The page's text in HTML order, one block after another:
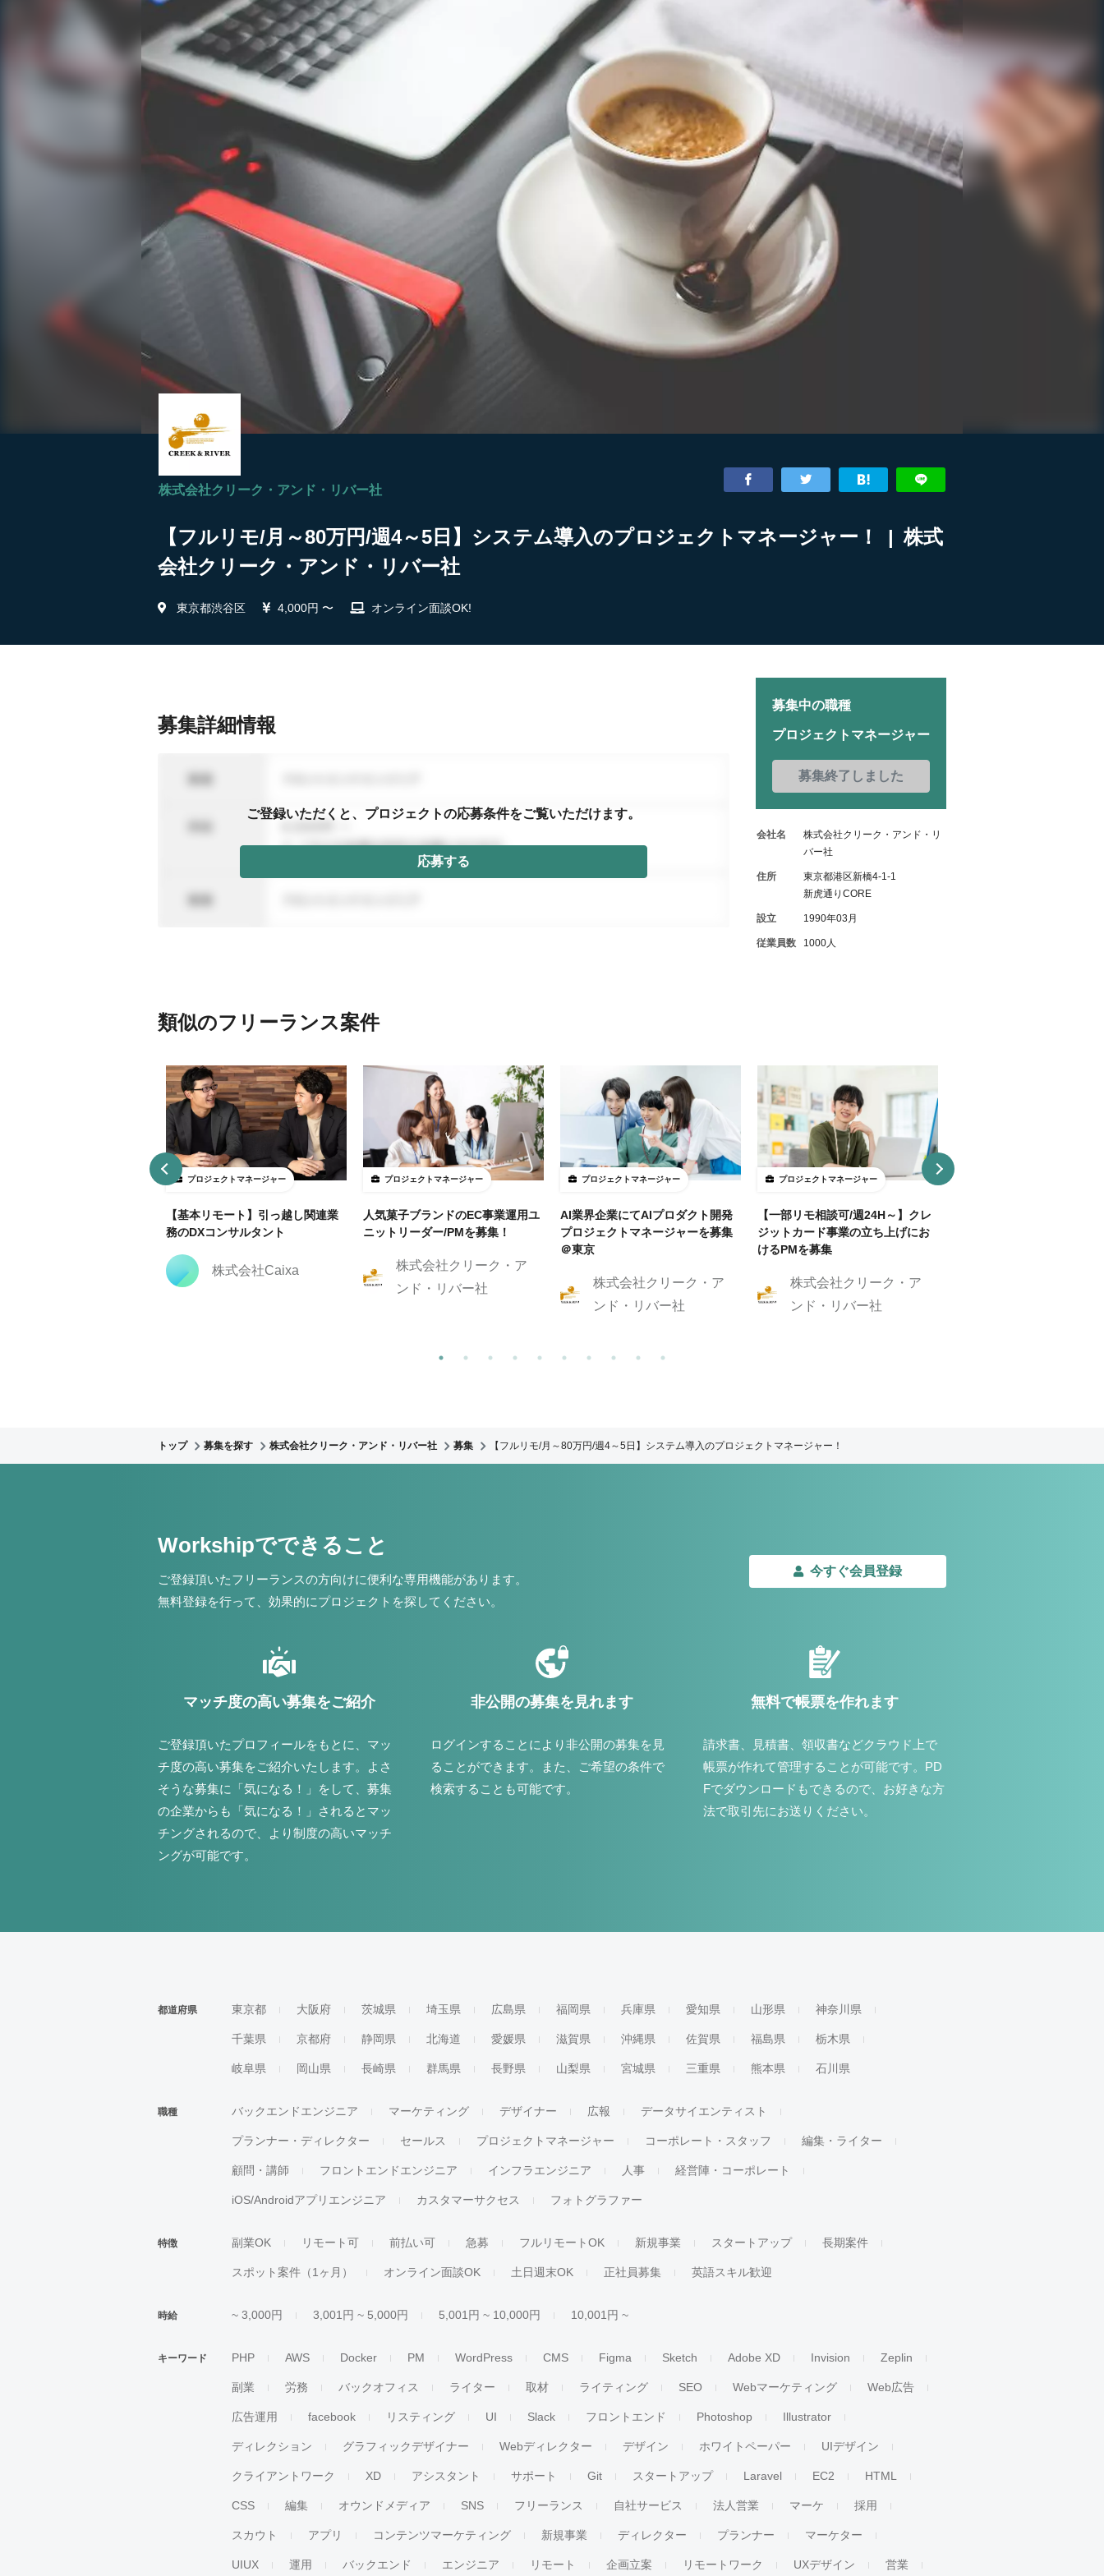
株式会社クリーク・アンド・リバー社
【フルリモ/月～80万円/週4～5日】システム導入のプロジェクトマネージャー！ | 株式
会社クリーク・アンド・リバー社
東京都渋谷区 4,000円 〜 オンライン面談OK!
募集詳細情報
ご登録いただくと、プロジェクトの応募条件をご覧いただけます。
応募する
募集中の職種
プロジェクトマネージャー
募集終了しました
会社名
株式会社クリーク・アンド・リ
バー社
住所
東京都港区新橋4-1-1
新虎通りCORE
設立 1990年03月
従業員数 1000人
類似のフリーランス案件
プロジェクトマネージャー
【基本リモート】引っ越し関連業
務のDXコンサルタント
株式会社Caixa
プロジェクトマネージャー
人気菓子ブランドのEC事業運用ユ
ニットリーダー/PMを募集！
株式会社クリーク・ア
ンド・リバー社
プロジェクトマネージャー
AI業界企業にてAIプロダクト開発
プロジェクトマネージャーを募集
＠東京
株式会社クリーク・ア
ンド・リバー社
プロジェクトマネージャー
【一部リモ相談可/週24H～】クレ
ジットカード事業の立ち上げにお
けるPMを募集
株式会社クリーク・ア
ンド・リバー社
トップ 募集を探す 株式会社クリーク・アンド・リバー社 募集 【フルリモ/月～80万円/週4～5日】システム導入のプロジェクトマネージャー！
Workshipでできること
ご登録頂いたフリーランスの方向けに便利な専用機能があります。
無料登録を行って、効果的にプロジェクトを探してください。
今すぐ会員登録
マッチ度の高い募集をご紹介
ご登録頂いたプロフィールをもとに、マッ
チ度の高い募集をご紹介いたします。よさ
そうな募集に「気になる！」をして、募集
の企業からも「気になる！」されるとマッ
チングされるので、より制度の高いマッチ
ングが可能です。
非公開の募集を見れます
ログインすることにより非公開の募集を見
ることができます。また、ご希望の条件で
検索することも可能です。
無料で帳票を作れます
請求書、見積書、領収書などクラウド上で
帳票が作れて管理することが可能です。PD
Fでダウンロードもできるので、お好きな方
法で取引先にお送りください。
都道府県 東京都 大阪府 茨城県 埼玉県 広島県 福岡県 兵庫県 愛知県 山形県 神奈川県
千葉県 京都府 静岡県 北海道 愛媛県 滋賀県 沖縄県 佐賀県 福島県 栃木県
岐阜県 岡山県 長崎県 群馬県 長野県 山梨県 宮城県 三重県 熊本県 石川県
職種 バックエンドエンジニア マーケティング デザイナー 広報 データサイエンティスト
プランナー・ディレクター セールス プロジェクトマネージャー コーポレート・スタッフ 編集・ライター
顧問・講師 フロントエンドエンジニア インフラエンジニア 人事 経営陣・コーポレート
iOS/Androidアプリエンジニア カスタマーサクセス フォトグラファー
特徴 副業OK リモート可 前払い可 急募 フルリモートOK 新規事業 スタートアップ 長期案件
スポット案件（1ヶ月） オンライン面談OK 土日週末OK 正社員募集 英語スキル歓迎
時給 ~ 3,000円 3,001円 ~ 5,000円 5,001円 ~ 10,000円 10,001円 ~
キーワード PHP AWS Docker PM WordPress CMS Figma Sketch Adobe XD Invision Zeplin
副業 労務 バックオフィス ライター 取材 ライティング SEO Webマーケティング Web広告
広告運用 facebook リスティング UI Slack フロントエンド Photoshop Illustrator
ディレクション グラフィックデザイナー Webディレクター デザイン ホワイトペーパー UIデザイン
クライアントワーク XD アシスタント サポート Git スタートアップ Laravel EC2 HTML
CSS 編集 オウンドメディア SNS フリーランス 自社サービス 法人営業 マーケ 採用
スカウト アプリ コンテンツマーケティング 新規事業 ディレクター プランナー マーケター
UIUX 運用 バックエンド エンジニア リモート 企画立案 リモートワーク UXデザイン 営業